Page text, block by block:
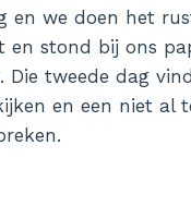
en we doen het
en stond bij ons
Die tweede dag
en een niet al